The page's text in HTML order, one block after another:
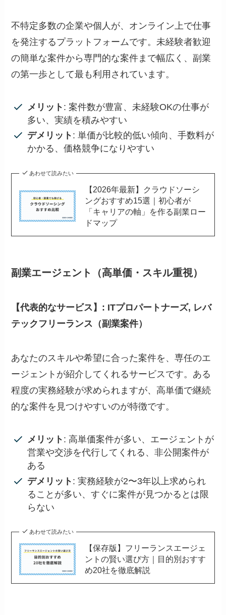
不特定多数の企業や個人が、オンライン上で仕事
を発注するプラットフォームです。未経験者歓迎
の簡単な案件から専門的な案件まで幅広く、副業
の第一歩として最も利用されています。
メリット : 案件数が豊富、未経験OKの仕事が
多い、実績を積みやすい
デメリット : 単価が比較的低い傾向、手数料が
かかる、価格競争になりやすい
あわせて読みたい
【2026年最新】クラウドソーシ
ングおすすめ15選｜初心者が
「キャリアの軸」を作る副業ロー
ドマップ
副業エージェント（高単価・スキル重視）
【代表的なサービス】: ITプロパートナーズ, レバ
テックフリーランス（副業案件）
あなたのスキルや希望に合った案件を、専任のエ
ージェントが紹介してくれるサービスです。ある
程度の実務経験が求められますが、高単価で継続
的な案件を見つけやすいのが特徴です。
メリット : 高単価案件が多い、エージェントが
営業や交渉を代行してくれる、非公開案件が
ある
デメリット : 実務経験が2〜3年以上求められ
ることが多い、すぐに案件が見つかるとは限
らない
あわせて読みたい
【保存版】フリーランスエージェ
ントの賢い選び方｜目的別おすす
め20社を徹底解説